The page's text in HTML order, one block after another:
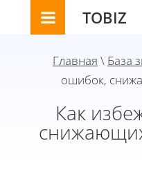
TOBIZ
Главная \ База
ошибок,
Как